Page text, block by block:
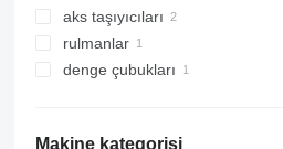
aks taşıyıcıları
rulmanlar
denge çubukları
Makine kategorisi